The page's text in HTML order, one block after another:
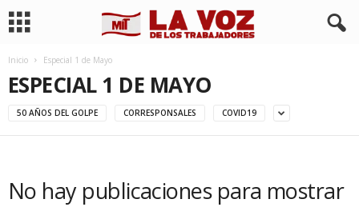
Inicio Especial 1 de Mayo
ESPECIAL 1 DE MAYO
50 AÑOS DEL GOLPE CORRESPONSALES COVID19
No hay publicaciones para mostrar